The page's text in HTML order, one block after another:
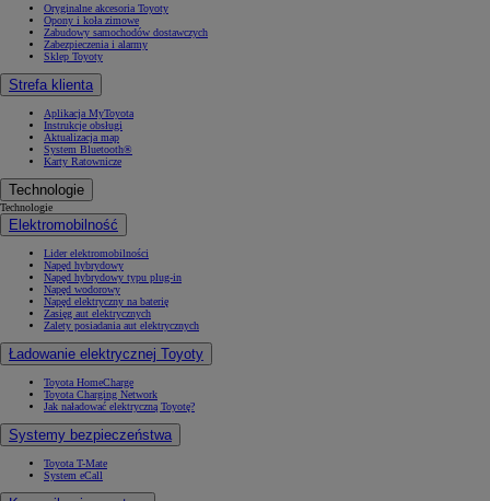
Oryginalne akcesoria Toyoty
Opony i koła zimowe
Zabudowy samochodów dostawczych
Zabezpieczenia i alarmy
Sklep Toyoty
Strefa klienta
Aplikacja MyToyota
Instrukcje obsługi
Aktualizacja map
System Bluetooth®
Karty Ratownicze
Technologie
Technologie
Elektromobilność
Lider elektromobilności
Napęd hybrydowy
Napęd hybrydowy typu plug-in
Napęd wodorowy
Napęd elektryczny na baterię
Zasięg aut elektrycznych
Zalety posiadania aut elektrycznych
Ładowanie elektrycznej Toyoty
Toyota HomeCharge
Toyota Charging Network
Jak naładować elektryczną Toyotę?
Systemy bezpieczeństwa
Toyota T-Mate
System eCall